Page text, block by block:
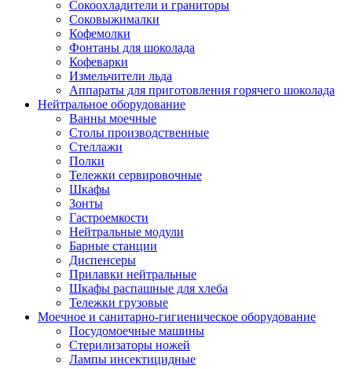
Сокоохладители и граниторы
Соковыжималки
Кофемолки
Фонтаны для шоколада
Кофеварки
Измельчители льда
Аппараты для приготовления горячего шоколада
Нейтральное оборудование
Ванны моечные
Столы производственные
Стеллажи
Полки
Тележки сервировочные
Шкафы
Зонты
Гастроемкости
Нейтральные модули
Барные станции
Диспенсеры
Прилавки нейтральные
Шкафы распашные для хлеба
Тележки грузовые
Моечное и санитарно-гигиеническое оборудование
Посудомоечные машины
Стерилизаторы ножей
Лампы инсектицидные